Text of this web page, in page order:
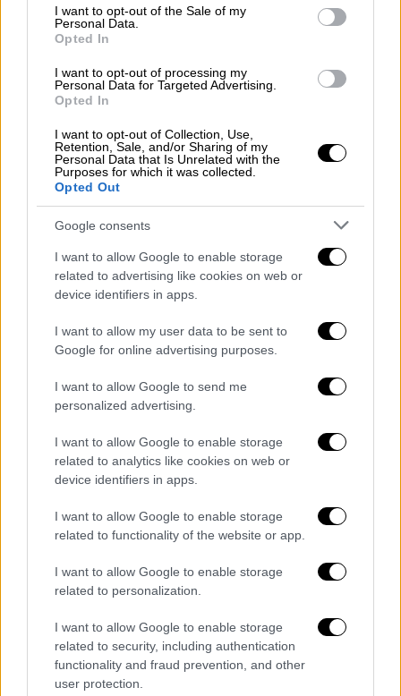
consent section.
I want to opt-out of the Sale of my
Personal Data.
Opted In
I want to opt-out of processing my
Personal Data for Targeted Advertising.
Opted In
I want to opt-out of Collection, Use,
Retention, Sale, and/or Sharing of my
Personal Data that Is Unrelated with the
Purposes for which it was collected.
Opted Out
Google consents
I want to allow Google to enable storage
related to advertising like cookies on web or
device identifiers in apps.
I want to allow my user data to be sent to
Google for online advertising purposes.
I want to allow Google to send me
personalized advertising.
I want to allow Google to enable storage
related to analytics like cookies on web or
device identifiers in apps.
I want to allow Google to enable storage
related to functionality of the website or app.
I want to allow Google to enable storage
related to personalization.
I want to allow Google to enable storage
related to security, including authentication
functionality and fraud prevention, and other
user protection.
Auto|19.02.2020 09:57
Ρώμη και Παρίσι απαγορεύουν τα
ρυπογόνα πετρελαιοκίνητα οχημάτα
Αντίστοιχα, η Αθήνα διατηρεί την
απαγόρευση κυκλοφορίας των
πετρελαιοκίνητων ελαφρών οχημάτων Euro
4 και πριν από αυτά
ΑΛΛΑ #TAGS
ειδήσεις τώρα
ντίζελ
diesel
Ενέργειας
πετρέλαιο
Ρώμη